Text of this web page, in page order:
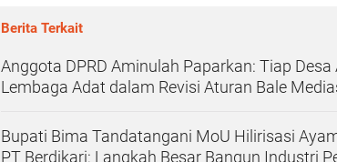
Berita Terkait
Anggota DPRD Aminulah Paparkan: Tiap Desa
Lembaga Adat dalam Revisi Aturan Bale
Bupati Bima Tandatangani MoU Hilirisasi
PT Berdikari: Langkah Besar Bangun Industri